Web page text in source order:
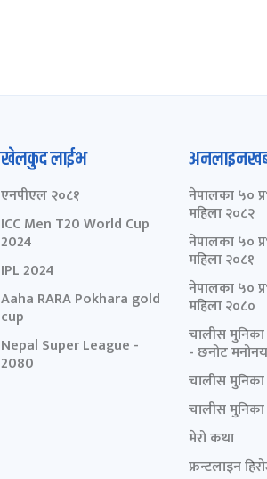
खेलकुद लाईभ
एनपीएल २०८१
ICC Men T20 World Cup
2024
IPL 2024
Aaha RARA Pokhara gold
cup
Nepal Super League -
2080
नेपालका ५०
महिला २०८२
नेपालका ५०
महिला २०८१
नेपालका ५०
महिला २०८०
चालीस
- छनोट
चालीस
चालीस
मेरो कथा
फ्रन्टलाइन